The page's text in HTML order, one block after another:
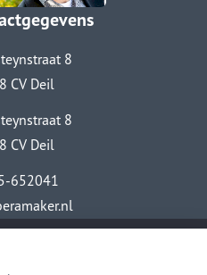
8
CV Deil
8
CV Deil
652041